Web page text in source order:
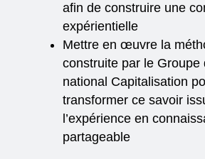
afin de construire une
expérientielle
Mettre en œuvre la
construite par le Groupe
national Capitalisation
transformer ce savoir
l’expérience en
partageable